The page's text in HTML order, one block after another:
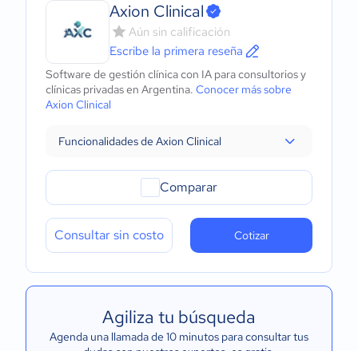
Axion Clinical
Aún sin calificación
Escribe la primera reseña
Software de gestión clínica con IA para consultorios y
clínicas privadas en Argentina. Conocer más sobre
Axion Clinical
Funcionalidades de Axion Clinical
Comparar
Consultar sin costo Cotizar
Agiliza tu búsqueda
Agenda una llamada de 10 minutos para consultar tus